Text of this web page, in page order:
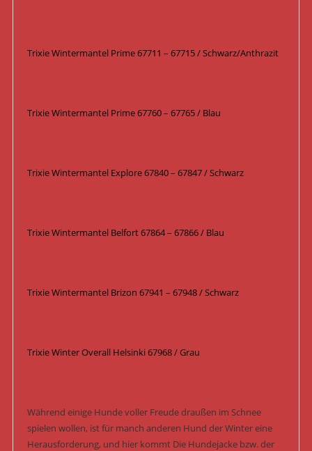
Trixie Wintermantel Prime 67711 – 67715 / Schwarz/Anthrazit
Trixie Wintermantel Prime 67760 – 67765 / Blau
Trixie Wintermantel Explore 67840 – 67847 / Schwarz
Trixie Wintermantel Belfort 67864 – 67866 / Blau
Trixie Wintermantel Brizon 67941 – 67948 / Schwarz
Trixie Winter Overall Helsinki 67968 / Grau
Während einige Hunde voller Freude draußen im Schnee
spielen wollen, ist für manch anderen Hund der Winter eine
Herausforderung, und hier kommt Die Hundejacke bzw. der